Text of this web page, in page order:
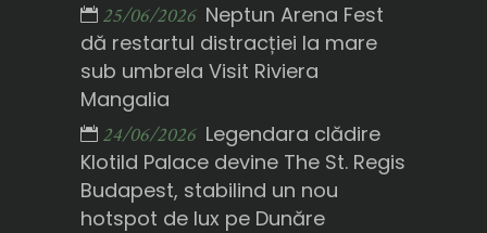
25/06/2026 Neptun Arena Fest
dă restartul distracției la mare
sub umbrela Visit Riviera
Mangalia
24/06/2026 Legendara clădire
Klotild Palace devine The St. Regis
Budapest, stabilind un nou
hotspot de lux pe Dunăre